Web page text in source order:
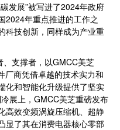
发展”被写进了2024年政府
2024年重点推进的工作之
科技创新，同样成为产业重
支撑者，以GMCC美芝
厂商凭借卓越的技术实力和
化和智能化升级提供了坚实
展上，GMCC美芝重磅发布
高效变频涡旋压缩机、超静
显了其在消费电器核心零部